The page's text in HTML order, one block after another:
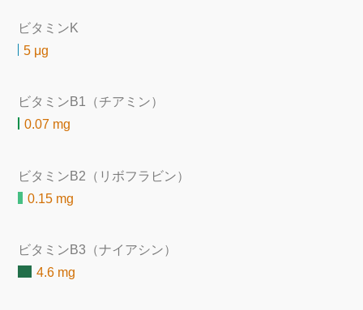
ビタミンK
5 μg
ビタミンB1（チアミン）
0.07 mg
ビタミンB2（リボフラビン）
0.15 mg
ビタミンB3（ナイアシン）
4.6 mg